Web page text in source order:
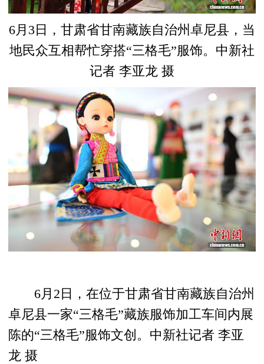
6月3日，甘肃省甘南藏族自治州卓尼县，当
地民众互相帮忙穿搭“三格毛”服饰。中新社
记者 李亚龙 摄
6月2日，在位于甘肃省甘南藏族自治州
卓尼县一家“三格毛”藏族服饰加工车间内展
陈的“三格毛”服饰文创。中新社记者 李亚
龙 摄